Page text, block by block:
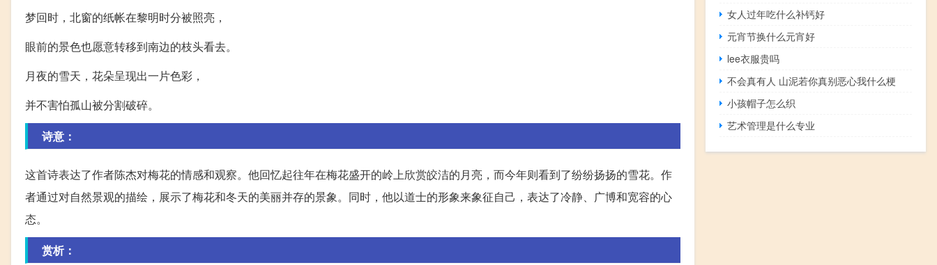
梦回时，北窗的纸帐在黎明时分被照亮，
眼前的景色也愿意转移到南边的枝头看去。
月夜的雪天，花朵呈现出一片色彩，
并不害怕孤山被分割破碎。
诗意：
这首诗表达了作者陈杰对梅花的情感和观察。他回忆起往年在梅花盛开的岭上欣赏皎洁的月亮，而今年则看到了纷纷扬扬的雪花。作
者通过对自然景观的描绘，展示了梅花和冬天的美丽并存的景象。同时，他以道士的形象来象征自己，表达了冷静、广博和宽容的心
态。
赏析：
女人过年吃什么补钙好
元宵节换什么元宵好
lee衣服贵吗
不会真有人 山泥若你真别恶心我什么梗
小孩帽子怎么织
艺术管理是什么专业